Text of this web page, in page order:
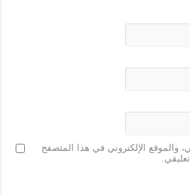
والموقع الإلكتروني في هذا المتصفح